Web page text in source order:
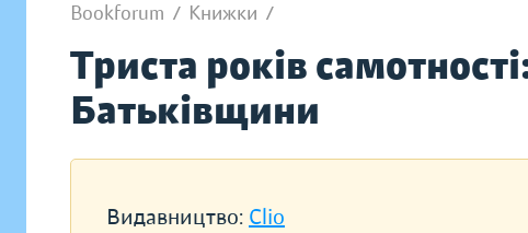
Bookforum / Книжки /
Триста років
Батьківщини
Видавництво: Clio